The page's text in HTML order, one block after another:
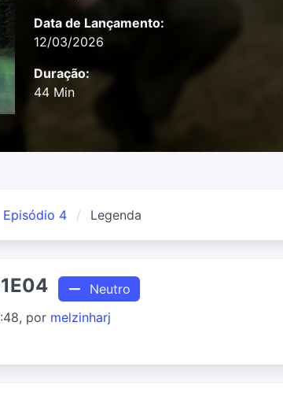
Data de Lançamento:
12/03/2026
Duração:
44 Min
Episódio 4 Legenda
Neutro
por melzinharj